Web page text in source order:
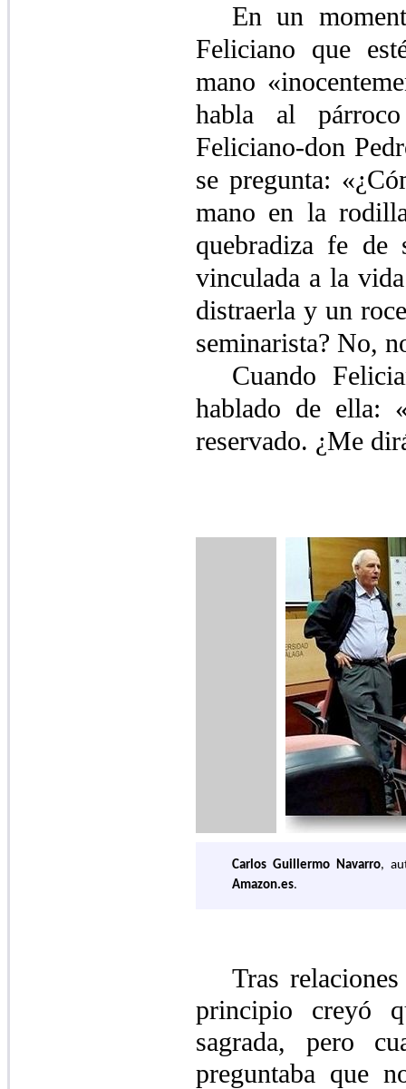
En un
Feliciano que
mano
habla al
Feliciano-don
se pregunta:
mano en la
quebradiza fe de
vinculada a la
distraerla y un
seminarista? No,
Cuando
hablado de ella:
reservado. ¿Me
Carlos Guillermo Navarro,
Amazon.es.
Tras
principio creyó
sagrada, pero
preguntaba que